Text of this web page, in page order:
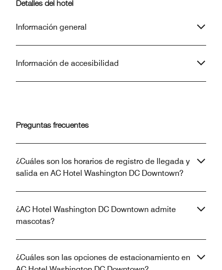
Detalles del hotel
Información general
Información de accesibilidad
Preguntas frecuentes
¿Cuáles son los horarios de registro de llegada y
salida en AC Hotel Washington DC Downtown?
¿AC Hotel Washington DC Downtown admite
mascotas?
¿Cuáles son las opciones de estacionamiento en